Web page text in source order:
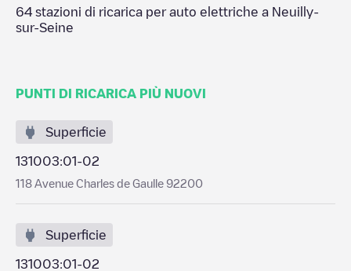
64 stazioni di ricarica per auto elettriche a Neuilly-
sur-Seine
PUNTI DI RICARICA PIÙ NUOVI
Superficie
131003:01-02
118 Avenue Charles de Gaulle 92200
Superficie
131003:01-02